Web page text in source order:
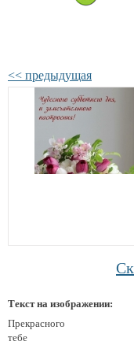
<< предыдущая
Текст на изображении:
Прекрасного
тебе